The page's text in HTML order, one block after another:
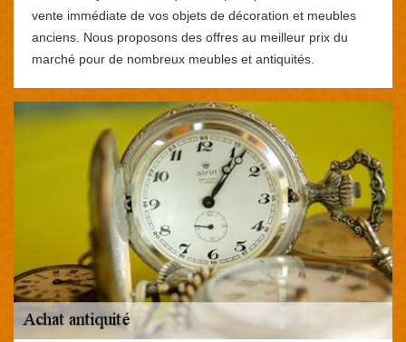
vente immédiate de vos objets de décoration et meubles
anciens. Nous proposons des offres au meilleur prix du
marché pour de nombreux meubles et antiquités.